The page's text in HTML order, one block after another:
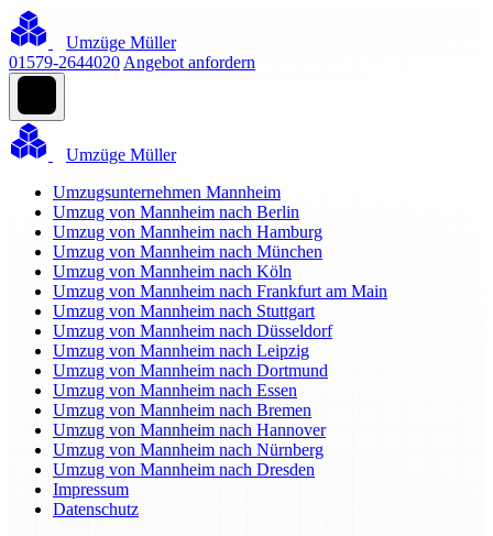
Umzüge Müller
01579-2644020 Angebot anfordern
Umzüge Müller
Umzugsunternehmen Mannheim
Umzug von Mannheim nach Berlin
Umzug von Mannheim nach Hamburg
Umzug von Mannheim nach München
Umzug von Mannheim nach Köln
Umzug von Mannheim nach Frankfurt am Main
Umzug von Mannheim nach Stuttgart
Umzug von Mannheim nach Düsseldorf
Umzug von Mannheim nach Leipzig
Umzug von Mannheim nach Dortmund
Umzug von Mannheim nach Essen
Umzug von Mannheim nach Bremen
Umzug von Mannheim nach Hannover
Umzug von Mannheim nach Nürnberg
Umzug von Mannheim nach Dresden
Impressum
Datenschutz